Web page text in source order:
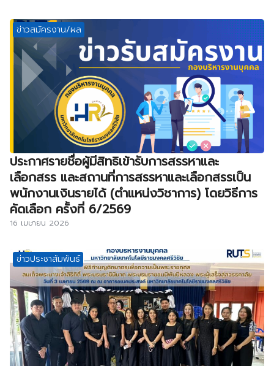
ข่าวสมัครงาน/ผล
ประกาศรายชื่อผู้มีสิทธิเข้ารับการสรรหาและ
เลือกสรร และสถานที่การสรรหาและเลือกสรรเป็น
พนักงานเงินรายได้ (ตำแหน่งวิชาการ) โดยวิธีการ
คัดเลือก ครั้งที่ 6/2569
16 เมษายน 2026
ข่าวประชาสัมพันธ์